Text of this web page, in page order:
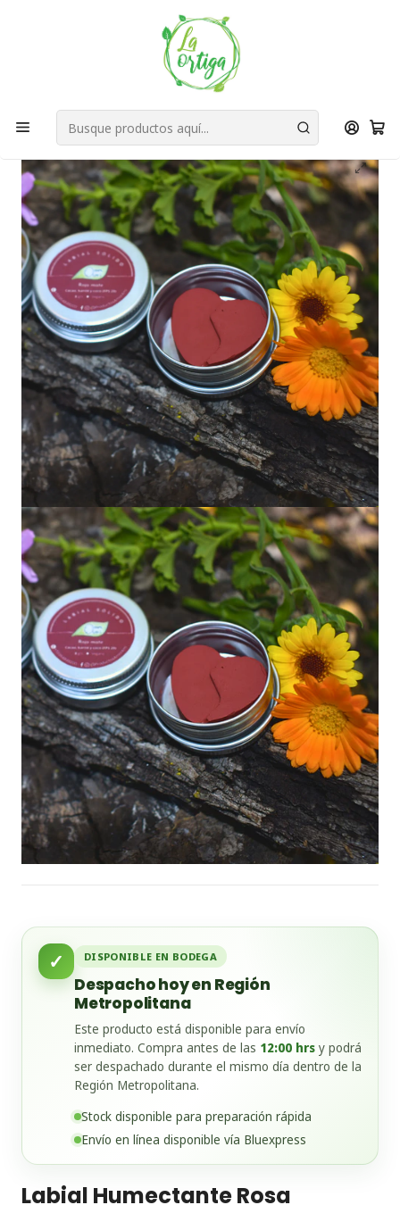
Bienvenid@s a quienes quieren un planeta más verde...
Nuestra Misión
Productos Belleza
Labial Humectante Rosa Natural | Bálsamo para Labios
Resecos
✓ DISPONIBLE EN BODEGA
Despacho hoy en Región
Metropolitana
Este producto está disponible para envío
inmediato. Compra antes de las 12:00 hrs y podrá
ser despachado durante el mismo día dentro de la
Región Metropolitana.
Stock disponible para preparación rápida
Envío en línea disponible vía Bluexpress
Labial Humectante Rosa